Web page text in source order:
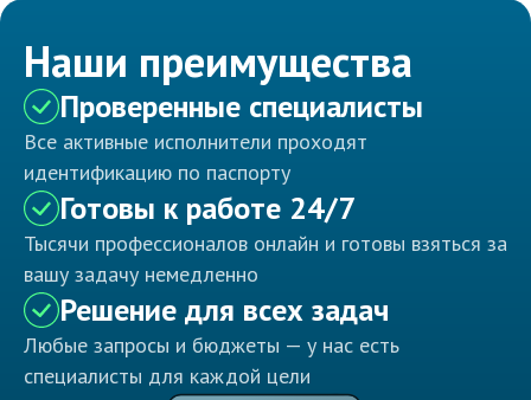
Наши преимущества
Проверенные специалисты
Все активные исполнители проходят
идентификацию по паспорту
Готовы к работе 24/7
Тысячи профессионалов онлайн и готовы взяться за
вашу задачу немедленно
Решение для всех задач
Любые запросы и бюджеты — у нас есть
специалисты для каждой цели